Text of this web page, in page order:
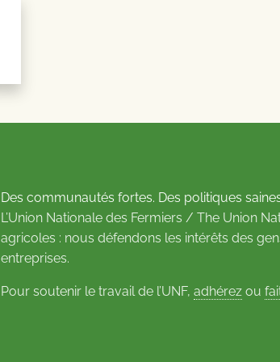
Des communautés fortes. Des politiques
L’Union Nationale des Fermiers / The Union
agricoles : nous défendons les intérêts des
entreprises.
Pour soutenir le travail de l’UNF, adhérez ou